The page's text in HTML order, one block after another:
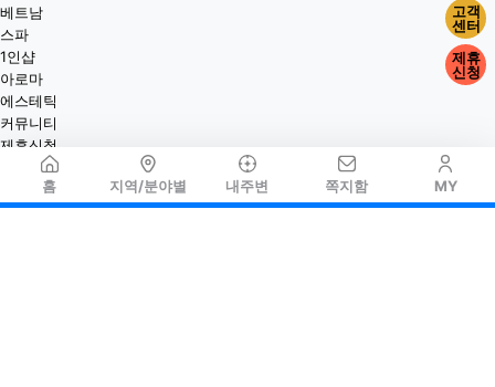
홈 지역/분야별 내주변 쪽지함 MY
베트남
스파
1인샵
아로마
에스테틱
커뮤니티
제휴신청
고객
센터
제휴
신청